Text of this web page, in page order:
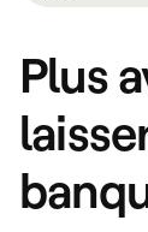
Plus